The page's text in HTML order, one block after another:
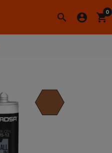
search account_circle shopping_cart0